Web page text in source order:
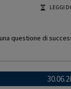
LEGGI
questione di